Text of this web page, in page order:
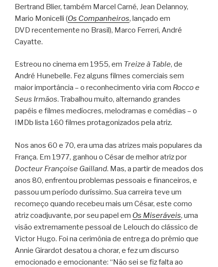
Bertrand Blier, também Marcel Carné, Jean Delannoy,
Mario Monicelli (Os Companheiros, lançado em
DVD recentemente no Brasil), Marco Ferreri, André
Cayatte.
Estreou no cinema em 1955, em Treize à Table, de
André Hunebelle. Fez alguns filmes comerciais sem
maior importância – o reconhecimento viria com Rocco e
Seus Irmãos. Trabalhou muito, alternando grandes
papéis e filmes medíocres, melodramas e comédias – o
IMDb lista 160 filmes protagonizados pela atriz.
Nos anos 60 e 70, era uma das atrizes mais populares da
França. Em 1977, ganhou o César de melhor atriz por
Docteur Françoise Gailland. Mas, a partir de meados dos
anos 80, enfrentou problemas pessoais e financeiros, e
passou um período duríssimo. Sua carreira teve um
recomeço quando recebeu mais um César, este como
atriz coadjuvante, por seu papel em Os Miseráveis, uma
visão extremamente pessoal de Lelouch do clássico de
Victor Hugo. Foi na cerimônia de entrega do prêmio que
Annie Girardot desatou a chorar, e fez um discurso
emocionado e emocionante: “Não sei se fiz falta ao